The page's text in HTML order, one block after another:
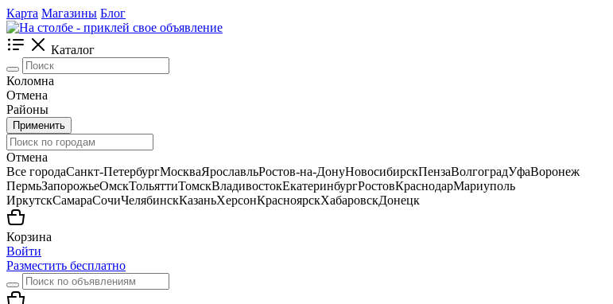
Карта Магазины Блог
Каталог
Коломна
Отмена
Районы
Применить
Отмена
Все городаСанкт-ПетербургМоскваЯрославльРостов-на-ДонуНовосибирскПензаВолгоградУфаВоронеж
ПермьЗапорожьеОмскТольяттиТомскВладивостокЕкатеринбургРостовКраснодарМариуполь
ИркутскСамараСочиЧелябинскКазаньХерсонКрасноярскХабаровскДонецк
Корзина
Войти
Разместить бесплатно